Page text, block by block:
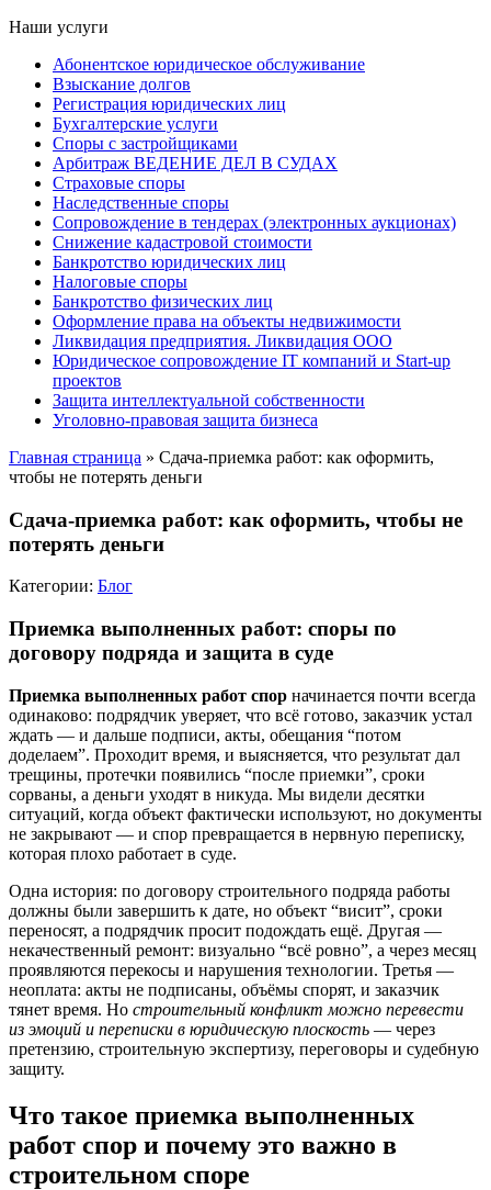
Наши услуги
Абонентское юридическое обслуживание
Взыскание долгов
Регистрация юридических лиц
Бухгалтерские услуги
Споры с застройщиками
Арбитраж ВЕДЕНИЕ ДЕЛ В СУДАХ
Страховые споры
Наследственные споры
Сопровождение в тендерах (электронных аукционах)
Снижение кадастровой стоимости
Банкротство юридических лиц
Налоговые споры
Банкротство физических лиц
Оформление права на объекты недвижимости
Ликвидация предприятия. Ликвидация ООО
Юридическое сопровождение IT компаний и Start-up
проектов
Защита интеллектуальной собственности
Уголовно-правовая защита бизнеса
Главная страница » Сдача-приемка работ: как оформить,
чтобы не потерять деньги
Сдача-приемка работ: как оформить, чтобы не
потерять деньги
Категории: Блог
Приемка выполненных работ: споры по
договору подряда и защита в суде
Приемка выполненных работ спор начинается почти всегда
одинаково: подрядчик уверяет, что всё готово, заказчик устал
ждать — и дальше подписи, акты, обещания “потом
доделаем”. Проходит время, и выясняется, что результат дал
трещины, протечки появились “после приемки”, сроки
сорваны, а деньги уходят в никуда. Мы видели десятки
ситуаций, когда объект фактически используют, но документы
не закрывают — и спор превращается в нервную переписку,
которая плохо работает в суде.
Одна история: по договору строительного подряда работы
должны были завершить к дате, но объект “висит”, сроки
переносят, а подрядчик просит подождать ещё. Другая —
некачественный ремонт: визуально “всё ровно”, а через месяц
проявляются перекосы и нарушения технологии. Третья —
неоплата: акты не подписаны, объёмы спорят, и заказчик
тянет время. Но строительный конфликт можно перевести
из эмоций и переписки в юридическую плоскость — через
претензию, строительную экспертизу, переговоры и судебную
защиту.
Что такое приемка выполненных
работ спор и почему это важно в
строительном споре